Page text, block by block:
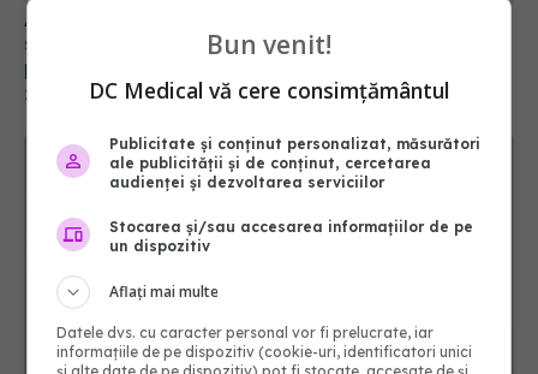
Artrita reumatoidă, ameliorată în 8
săptămâni cu yoga. Ce poziții de yoga trebuie să
practici
22 sep 2023, 19:51
Bun venit!
DC Medical vă cere consimțământul
Publicitate și conținut personalizat, măsurători
ale publicității și de conținut, cercetarea
audienței și dezvoltarea serviciilor
Stocarea și/sau accesarea informațiilor de pe
un dispozitiv
Aflați mai multe
Datele dvs. cu caracter personal vor fi prelucrate, iar
informațiile de pe dispozitiv (cookie-uri, identificatori unici